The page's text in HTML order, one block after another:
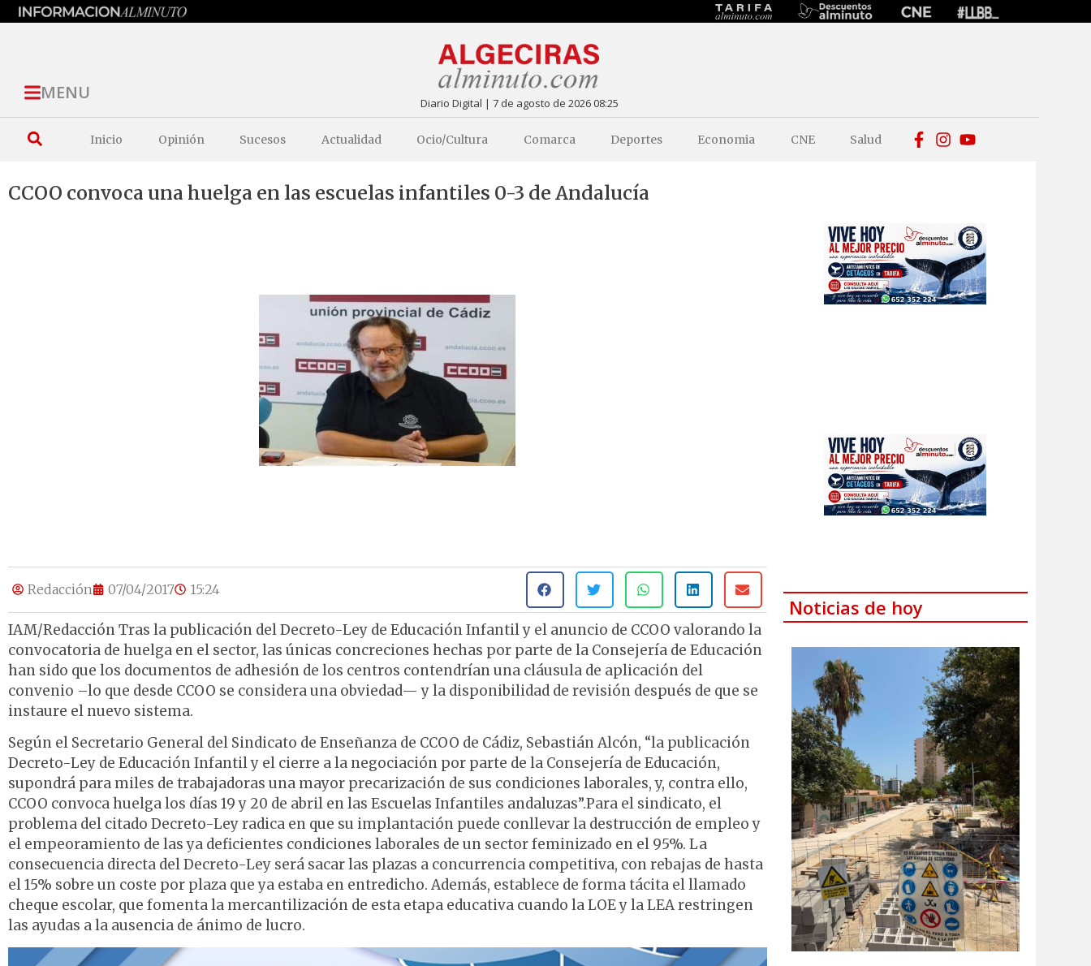
MENU Diario Digital | 7 de agosto de 2026 08:25
Inicio Opinión Sucesos Actualidad Ocio/Cultura Comarca Deportes Economia CNE Salud
CCOO convoca una huelga en las escuelas infantiles 0-3 de Andalucía
Redacción 07/04/2017 15:24
IAM/Redacción Tras la publicación del Decreto-Ley de Educación Infantil y el anuncio de CCOO valorando la
convocatoria de huelga en el sector, las únicas concreciones hechas por parte de la Consejería de Educación
han sido que los documentos de adhesión de los centros contendrían una cláusula de aplicación del
convenio –lo que desde CCOO se considera una obviedad— y la disponibilidad de revisión después de que se
instaure el nuevo sistema.
Según el Secretario General del Sindicato de Enseñanza de CCOO de Cádiz, Sebastián Alcón, “la publicación
Decreto-Ley de Educación Infantil y el cierre a la negociación por parte de la Consejería de Educación,
supondrá para miles de trabajadoras una mayor precarización de sus condiciones laborales, y, contra ello,
CCOO convoca huelga los días 19 y 20 de abril en las Escuelas Infantiles andaluzas”.Para el sindicato, el
problema del citado Decreto-Ley radica en que su implantación puede conllevar la destrucción de empleo y
el empeoramiento de las ya deficientes condiciones laborales de un sector feminizado en el 95%. La
consecuencia directa del Decreto-Ley será sacar las plazas a concurrencia competitiva, con rebajas de hasta
el 15% sobre un coste por plaza que ya estaba en entredicho. Además, establece de forma tácita el llamado
cheque escolar, que fomenta la mercantilización de esta etapa educativa cuando la LOE y la LEA restringen
las ayudas a la ausencia de ánimo de lucro.
Noticias de hoy